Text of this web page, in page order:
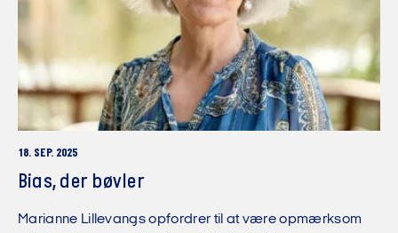
18. SEP. 2025
Bias, der bøvler
Marianne Lillevangs opfordrer til at være opmærksom